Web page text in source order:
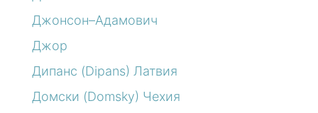
Джонсон–Адамович
Джор
Дипанс (Dipans) Латвия
Домски (Domsky) Чехия